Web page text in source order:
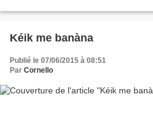
Kéik me banàna
Publié le 07/06/2015 à 08:51
Par Cornello